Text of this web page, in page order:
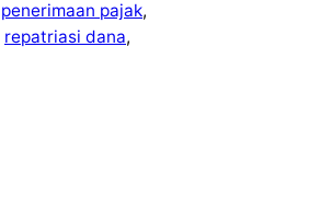
penerimaan pajak
repatriasi dana